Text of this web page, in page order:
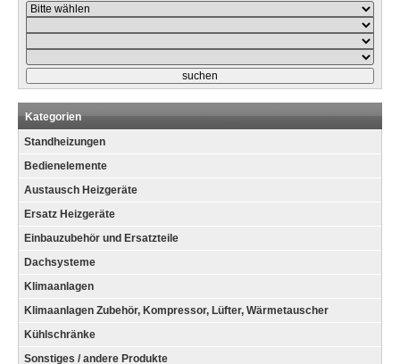
Kategorien
Standheizungen
Bedienelemente
Austausch Heizgeräte
Ersatz Heizgeräte
Einbauzubehör und Ersatzteile
Dachsysteme
Klimaanlagen
Klimaanlagen Zubehör, Kompressor, Lüfter, Wärmetauscher
Kühlschränke
Sonstiges / andere Produkte